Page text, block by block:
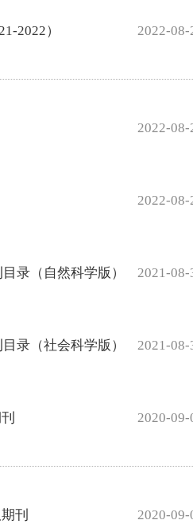
2022-08-
2022）
2022-08-
2022-08-
2021-08-
录（自然科学版）
2021-08-
录（社会科学版）
2020-09-
2020-09-
刊